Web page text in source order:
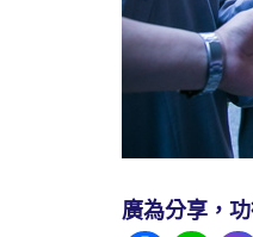
廣為分享，功